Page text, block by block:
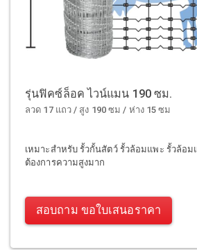
รุ่นฟิคซ์ล็อค ไวน์แมน 190 ซม.
ลวด 17 แถว / สูง 190 ซม / ห่าง 15 ซม
เหมาะสำหรับ รั้วกั้นสัตว์ รั้วล้อมแพะ รั้วล้อ
ต้องการความสูงมาก
สอบถาม ขอใบเสนอราคา